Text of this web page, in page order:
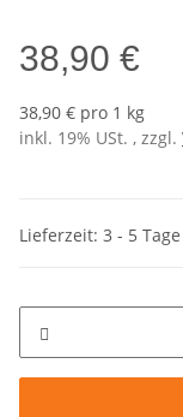
38,90 €
38,90 € pro 1 kg
inkl. 19% USt. , zzgl.
Lieferzeit: 3 - 5 Tage